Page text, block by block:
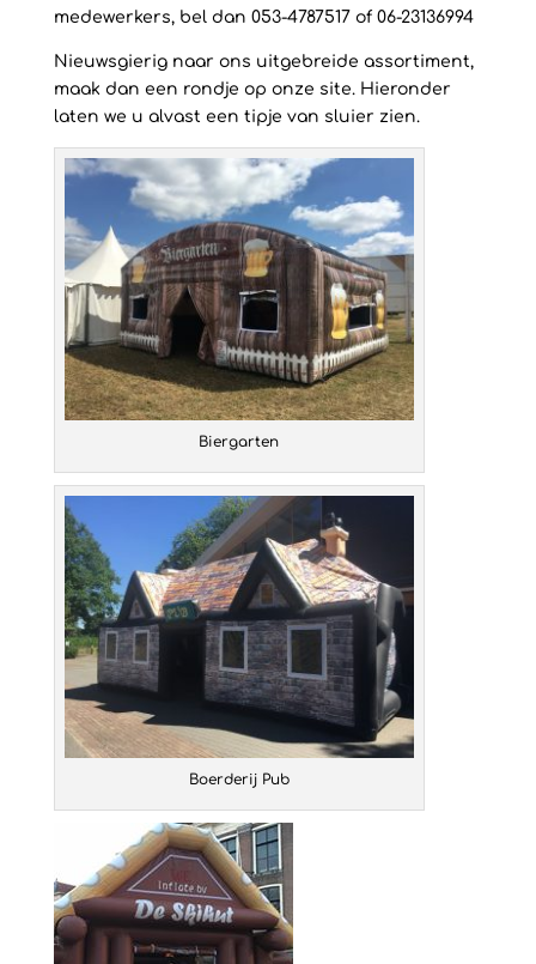
medewerkers, bel dan 053-4787517 of 06-23136994
Nieuwsgierig naar ons uitgebreide assortiment,
maak dan een rondje op onze site. Hieronder
laten we u alvast een tipje van sluier zien.
Biergarten
Boerderij Pub